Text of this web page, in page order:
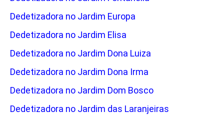
Dedetizadora no Jardim Europa
Dedetizadora no Jardim Elisa
Dedetizadora no Jardim Dona Luiza
Dedetizadora no Jardim Dona Irma
Dedetizadora no Jardim Dom Bosco
Dedetizadora no Jardim das Laranjeiras